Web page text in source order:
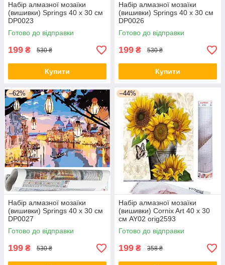
Набір алмазної мозаїки
(вишивки) Springs 40 x 30 см
DP0023
Готово до відправки
199 ₴ 530 ₴
Купити
Набір алмазної мозаїки
(вишивки) Springs 40 x 30 см
DP0026
Готово до відправки
199 ₴ 530 ₴
Купити
–62%
Набір алмазної мозаїки
(вишивки) Springs 40 x 30 см
DP0027
Готово до відправки
199 ₴ 530 ₴
–44%
Набір алмазної мозаїки
(вишивки) Cornix Art 40 x 30
см AY02 orig2593
Готово до відправки
199 ₴ 358 ₴